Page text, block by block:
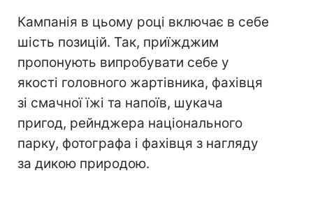
Кампанія в цьому році включає в себе
шість позицій. Так, приїжджим
пропонують випробувати себе у
якості головного жартівника, фахівця
зі смачної їжі та напоїв, шукача
пригод, рейнджера національного
парку, фотографа і фахівця з нагляду
за дикою природою.